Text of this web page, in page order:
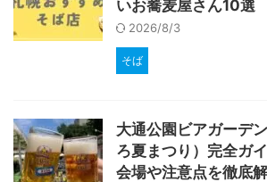
いお蕎麦屋さん10選
2026/8/3
そば
大通公園ビアガーデ
ろ夏まつり）完全ガ
会場や注意点を徹底